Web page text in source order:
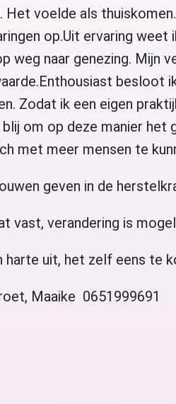
Het voelde als
op.Uit ervaring
weg naar genezing. Mijn
besloot
Zodat ik een eigen
om op deze manier het
met meer mensen te
geven in de
vast, verandering is
harte uit, het zelf eens te
Maaike 0651999691